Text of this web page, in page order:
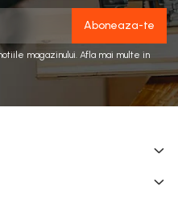
magazinului. Afla mai multe in